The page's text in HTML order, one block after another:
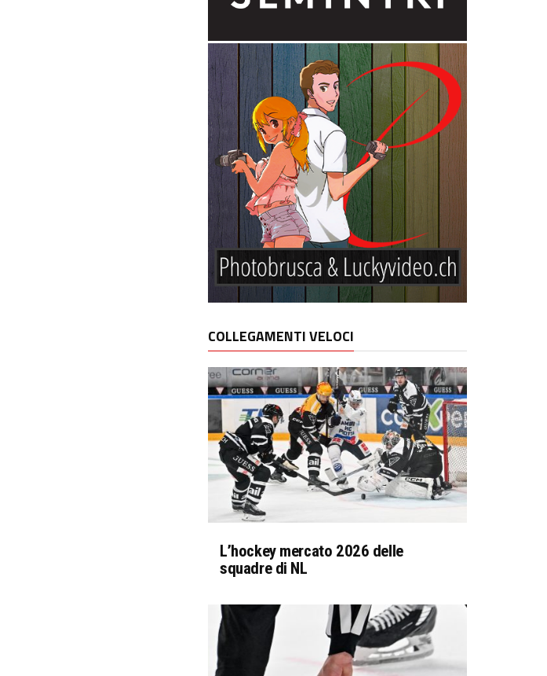
COLLEGAMENTI VELOCI
L’hockey mercato 2026 delle
squadre di NL